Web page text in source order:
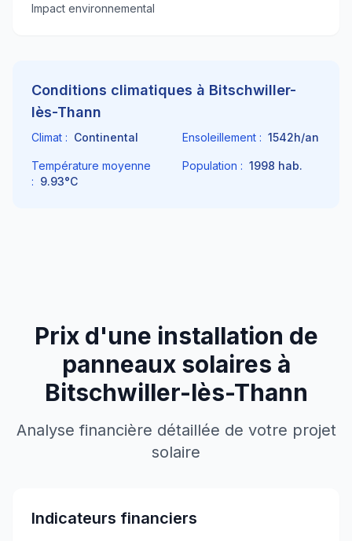
Impact environnemental
Conditions climatiques à Bitschwiller-
lès-Thann
Climat : Continental Ensoleillement : 1542h/an
Température moyenne
: 9.93°C
Population : 1998 hab.
Prix d'une installation de
panneaux solaires à
Bitschwiller-lès-Thann
Analyse financière détaillée de votre projet
solaire
Indicateurs financiers